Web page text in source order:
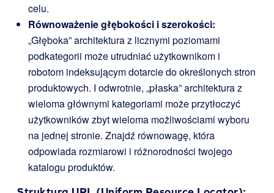
celu.
Równoważenie głębokości i szerokości:
„Głęboka” architektura z licznymi poziomami
podkategorii może utrudniać użytkownikom i
robotom indeksującym dotarcie do określonych stron
produktowych. I odwrotnie, „płaska” architektura z
wieloma głównymi kategoriami może przytłoczyć
użytkowników zbyt wieloma możliwościami wyboru
na jednej stronie. Znajdź równowagę, która
odpowiada rozmiarowi i różnorodności twojego
katalogu produktów.